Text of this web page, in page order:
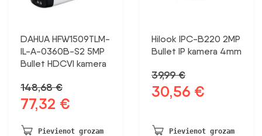
DAHUA HFW1509TLM-
IL-A-0360B-S2 5MP
Bullet HDCVI kamera
148,68€
Sākotnējā
cena
bija:
77,32 €
ir:
Pievienot grozam
Hilook IPC-B220 2MP
Bullet IP kamera 4mm
39,99€
Sākotnējā
cena
39,99 €.
30,56 €
30,56 €.
Pievienot grozam